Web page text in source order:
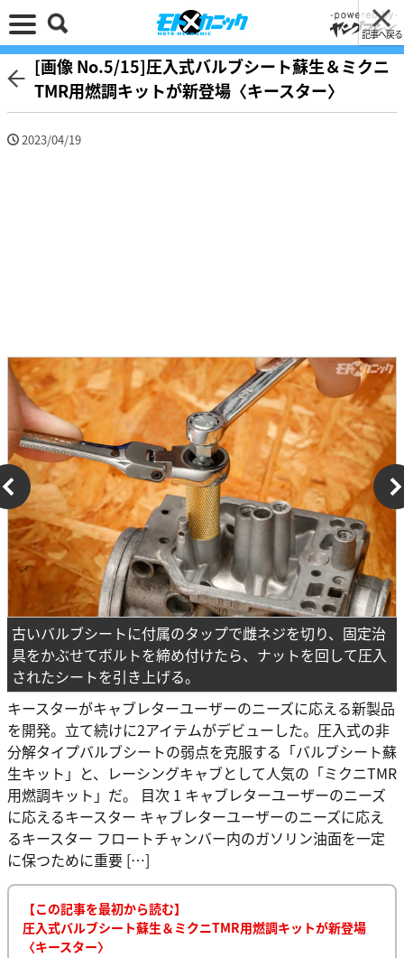
記事へ戻る
[画像 No.5/15]圧入式バルブシート蘇生＆ミクニ
TMR用燃調キットが新登場〈キースター〉
2023/04/19
古いバルブシートに付属のタップで雌ネジを切り、固定治
具をかぶせてボルトを締め付けたら、ナットを回して圧入
されたシートを引き上げる。
キースターがキャブレターユーザーのニーズに応える新製品
を開発。立て続けに2アイテムがデビューした。圧入式の非
分解タイプバルブシートの弱点を克服する「バルブシート蘇
生キット」と、レーシングキャブとして人気の「ミクニTMR
用燃調キット」だ。 目次 1 キャブレターユーザーのニーズ
に応えるキースター キャブレターユーザーのニーズに応え
るキースター フロートチャンバー内のガソリン油面を一定
に保つために重要 […]
【この記事を最初から読む】
圧入式バルブシート蘇生＆ミクニTMR用燃調キットが新登場
〈キースター〉